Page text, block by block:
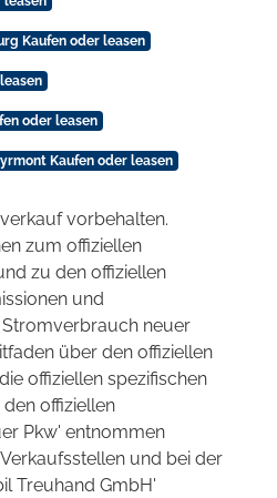
Kaufen oder leasen
oder leasen
Kaufen oder leasen
vorbehalten.
zum offiziellen
zu den offiziellen
und
neuer
über den offiziellen
offiziellen spezifischen
offiziellen
Pkw' entnommen
und bei der
Treuhand GmbH'